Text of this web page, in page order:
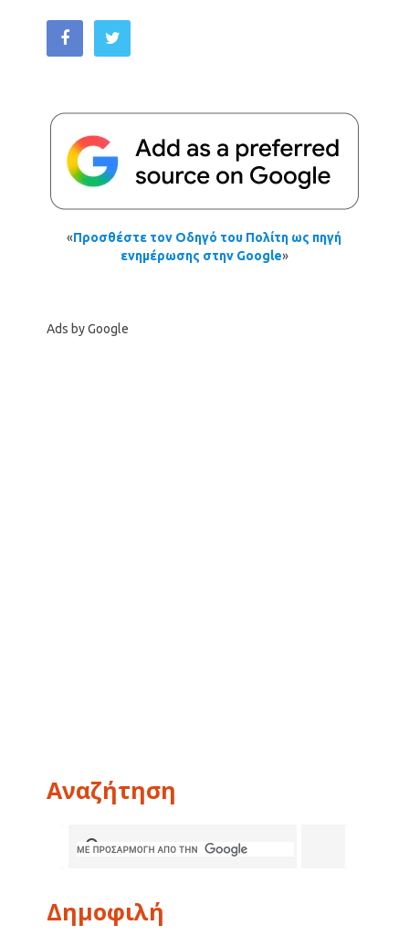
«Προσθέστε τον Οδηγό του Πολίτη ως πηγή
ενημέρωσης στην Google»
Ads by Google
Αναζήτηση
Δημοφιλή